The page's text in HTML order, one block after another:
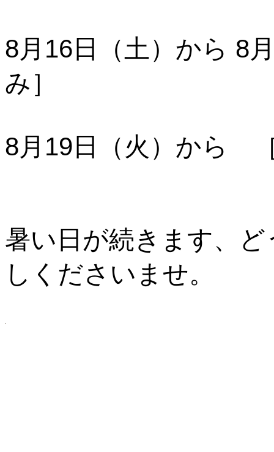
8月16日（土）から 8
み］
8月19日（火）から
暑い日が続きます、
しくださいませ。